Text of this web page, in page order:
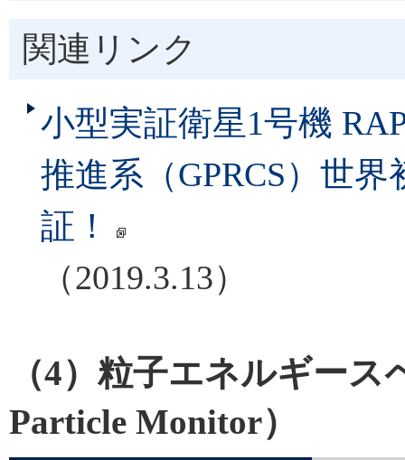
関連リンク
小型実証衛星1号機
推進系（GPRCS）世
証！
（2019.3.13）
（4）粒子エネルギー
Particle Monitor）